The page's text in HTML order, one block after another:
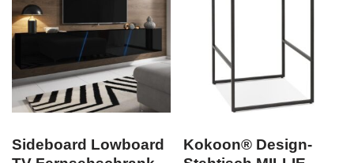
Sideboard Lowboard
Kokoon® Design-